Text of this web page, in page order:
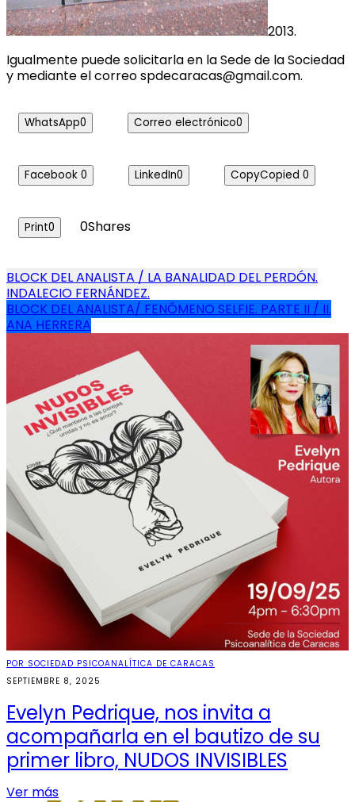
2013.
Igualmente puede solicitarla en la Sede de la Sociedad
y mediante el correo spdecaracas@gmail.com.
WhatsApp0 Correo electrónico0
Facebook 0 LinkedIn0 CopyCopied 0
Print0 0Shares
Navegación
de
entradas
BLOCK DEL ANALISTA / LA BANALIDAD DEL PERDÓN.
INDALECIO FERNÁNDEZ.
BLOCK DEL ANALISTA/ FENÓMENO SELFIE. PARTE II / II.
ANA HERRERA
POR SOCIEDAD PSICOANALÍTICA DE CARACAS
SEPTIEMBRE 8, 2025
Evelyn Pedrique, nos invita a
acompañarla en el bautizo de su
primer libro, NUDOS INVISIBLES
Ver más